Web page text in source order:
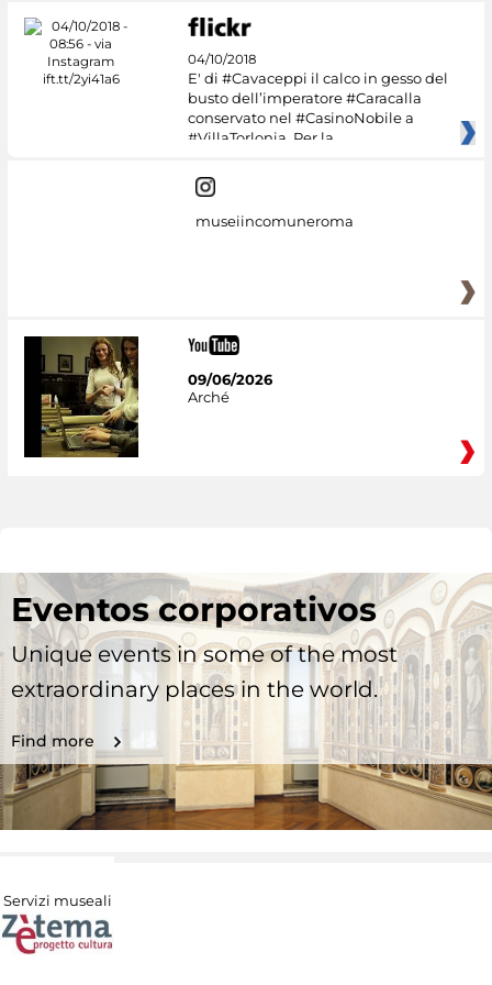
04/10/2018
E' di #Cavaceppi il calco in gesso del
busto dell’imperatore #Caracalla
conservato nel #CasinoNobile a
#VillaTorlonia. Per la
museiincomuneroma
09/06/2026
Arché
Eventos corporativos
Unique events in some of the most
extraordinary places in the world.
Find more
Servizi museali